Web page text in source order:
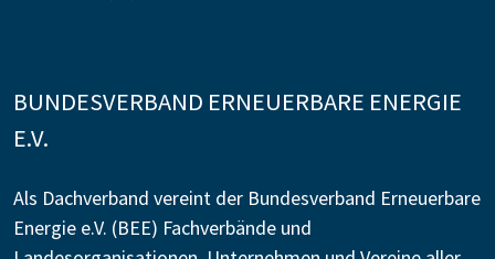
BUNDESVERBAND ERNEUERBARE ENERGIE
E.V.
Als Dachverband vereint der Bundesverband Erneuerbare
Energie e.V. (BEE) Fachverbände und